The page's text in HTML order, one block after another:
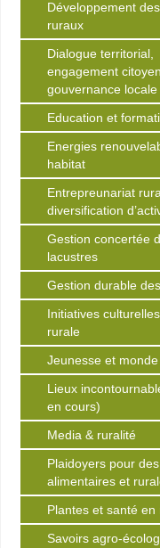
Développement
ruraux
Dialogue territorial,
engagement
gouvernance locale
Education et
Energies
habitat
Entrepreunariat
diversification
Gestion concertée
lacustres
Gestion durable
Initiatives
rurale
Jeunesse et
Lieux
en cours)
Media & ruralité
Plaidoyers pour
alimentaires et
Plantes et santé en
Savoirs agro-